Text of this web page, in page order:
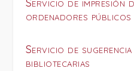
Servicio de impresión
ordenadores públicos
Servicio de
bibliotecarias